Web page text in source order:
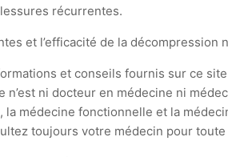
récurrentes.
et l’efficacité de la
et conseils fournis sur ce
ni docteur en médecine ni
la médecine fonctionnelle et la
toujours votre médecin pour